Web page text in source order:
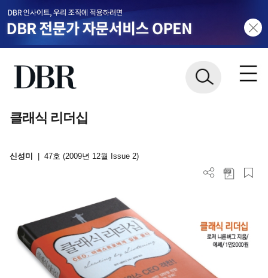
클래식 리더십
신성미 47호 (2009년 12월 Issue 2)